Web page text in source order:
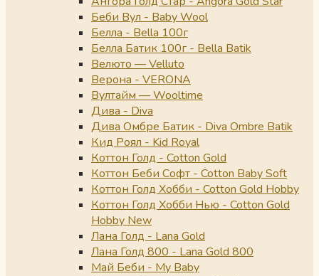
Беби Вул - Baby Wool
Белла - Bella 100г
Белла Батик 100г - Bella Batik
Велюто — Velluto
Верона - VERONA
Вултайм — Wooltime
Дива - Diva
Дива Омбре Батик - Diva Ombre Batik
Кид Роял - Kid Royal
Коттон Голд - Cotton Gold
Коттон Беби Софт - Cotton Baby Soft
Коттон Голд Хобби - Cotton Gold Hobby
Коттон Голд Хобби Нью - Cotton Gold
Hobby New
Лана Голд - Lana Gold
Лана Голд 800 - Lana Gold 800
Май Беби - My Baby